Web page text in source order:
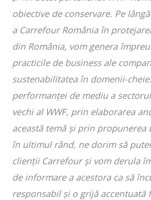
obiective de conservare. Pe
a Carrefour România în
din România, vom genera
practicile de business ale
sustenabilitatea în domenii-
performanței de mediu a
vechi al WWF, prin elaborarea
această temă și prin
în ultimul rând, ne dorim să
clienții Carrefour și vom derula
de informare a acestora ca să
responsabil și o grijă accentuată